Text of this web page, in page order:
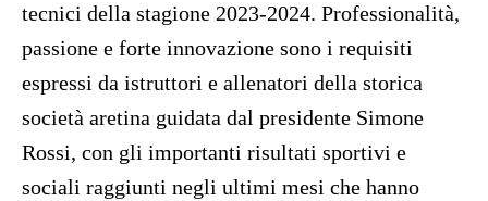
tecnici della stagione 2023-2024. Professionalità,
passione e forte innovazione sono i requisiti
espressi da istruttori e allenatori della storica
società aretina guidata dal presidente Simone
Rossi, con gli importanti risultati sportivi e
sociali raggiunti negli ultimi mesi che hanno